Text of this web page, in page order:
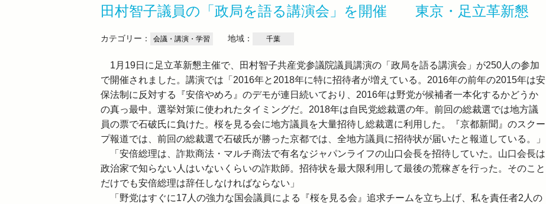
田村智子議員の「政局を語る講演会」を開催 東京・足立革新懇
カテゴリー： 会議・講演・学習 地域： 千葉
1月19日に足立革新懇主催で、田村智子共産党参議院議員講演の「政局を語る講演会」が250人の参加
で開催されました。講演では「2016年と2018年に特に招待者が増えている。2016年の前年の2015年は安
保法制に反対する『安倍やめろ』のデモが連日続いており、2016年は野党が候補者一本化するかどうか
の真っ最中。選挙対策に使われたタイミングだ。2018年は自民党総裁選の年。前回の総裁選では地方議
員の票で石破氏に負けた。桜を見る会に地方議員を大量招待し総裁選に利用した。『京都新聞』のスクー
プ報道では、前回の総裁選で石破氏が勝った京都では、全地方議員に招待状が届いたと報道している。」
「安倍総理は、詐欺商法・マルチ商法で有名なジャパンライフの山口会長を招待していた。山口会長は
政治家で知らない人はいないくらいの詐欺師。招待状を最大限利用して最後の荒稼ぎを行った。そのこと
だけでも安倍総理は辞任しなければならない」
「野党はすぐに17人の強力な国会議員による『桜を見る会』追求チームを立ち上げ、私を責任者2人の